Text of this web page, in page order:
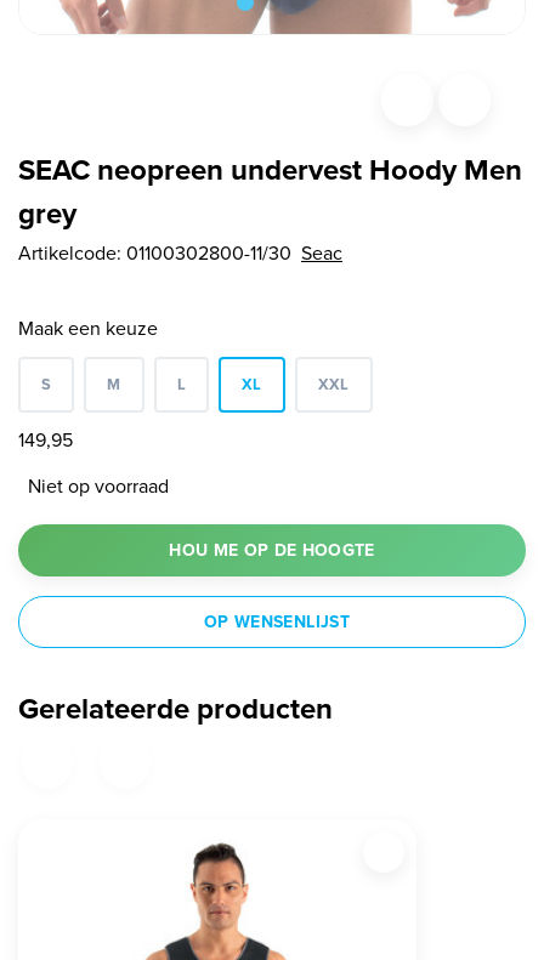
SEAC neopreen undervest Hoody Men
grey
Artikelcode: 01100302800-11/30 Seac
Maak een keuze
S M L XL XXL
149,95
Niet op voorraad
HOU ME OP DE HOOGTE
OP WENSENLIJST
Gerelateerde producten